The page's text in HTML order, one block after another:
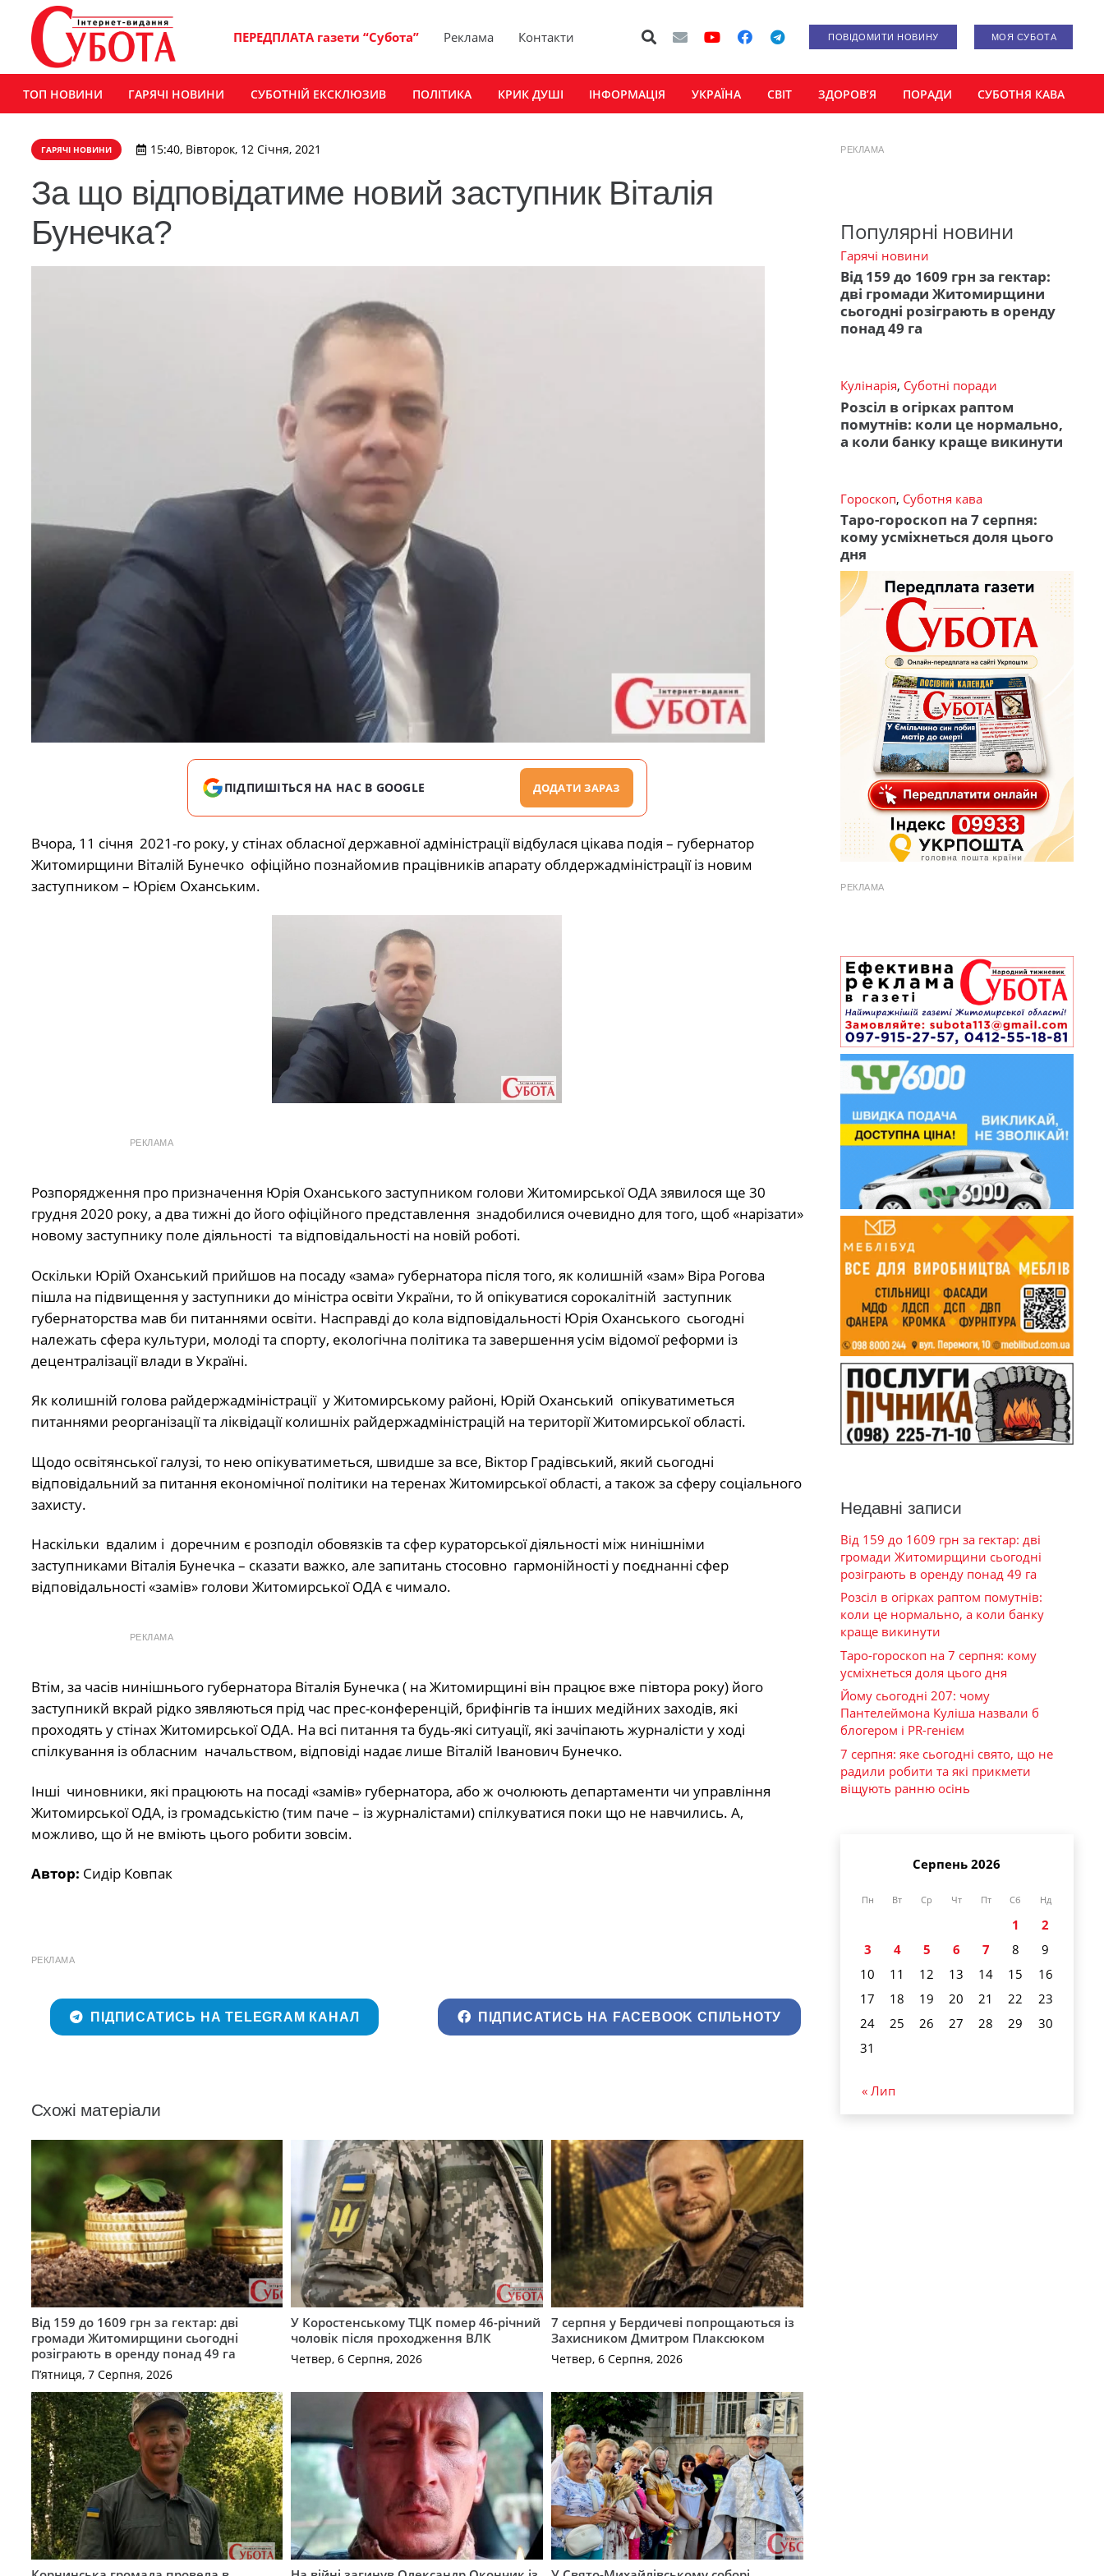
ПЕРЕДПЛАТА газети “Субота” Реклама Контакти ПОВІДОМИТИ НОВИНУ МОЯ СУБОТА
ТОП НОВИНИ ГАРЯЧІ НОВИНИ СУБОТНІЙ ЕКСКЛЮЗИВ ПОЛІТИКА КРИК ДУШІ ІНФОРМАЦІЯ УКРАЇНА СВІТ ЗДОРОВ’Я ПОРАДИ СУБОТНЯ КАВА
ГАРЯЧІ НОВИНИ 15:40, Вівторок, 12 Січня, 2021
За що відповідатиме новий заступник Віталія
Бунечка?
ПІДПИШІТЬСЯ НА НАС В GOOGLE ДОДАТИ ЗАРАЗ
Вчора, 11 січня 2021-го року, у стінах обласної державної адміністрації відбулася цікава подія – губернатор
Житомирщини Віталій Бунечко офіційно познайомив працівників апарату облдержадміністрації із новим
заступником – Юрієм Оханським.
РЕКЛАМА
Розпорядження про призначення Юрія Оханського заступником голови Житомирської ОДА зявилося ще 30
грудня 2020 року, а два тижні до його офіційного представлення знадобилися очевидно для того, щоб «нарізати»
новому заступнику поле діяльності та відповідальності на новій роботі.
Оскільки Юрій Оханський прийшов на посаду «зама» губернатора після того, як колишній «зам» Віра Рогова
пішла на підвищення у заступники до міністра освіти України, то й опікуватися сорокалітній заступник
губернаторства мав би питаннями освіти. Насправді до кола відповідальності Юрія Оханського сьогодні
належать сфера культури, молоді та спорту, екологічна політика та завершення усім відомої реформи із
децентралізації влади в Україні.
Як колишній голова райдержадміністрації у Житомирському районі, Юрій Оханський опікуватиметься
питаннями реорганізації та ліквідації колишніх райдержадміністрацій на території Житомирської області.
Щодо освітянської галузі, то нею опікуватиметься, швидше за все, Віктор Градівський, який сьогодні
відповідальний за питання економічної політики на теренах Житомирської області, а також за сферу соціального
захисту.
Наскільки вдалим і доречним є розподіл обовязків та сфер кураторської діяльності між нинішніми
заступниками Віталія Бунечка – сказати важко, але запитань стосовно гармонійності у поєднанні сфер
відповідальності «замів» голови Житомирської ОДА є чимало.
РЕКЛАМА
Втім, за часів нинішнього губернатора Віталія Бунечка ( на Житомирщині він працює вже півтора року) його
заступникй вкрай рідко зявляються прід час прес-конференцій, брифінгів та інших медійних заходів, які
проходять у стінах Житомирської ОДА. На всі питання та будь-які ситуації, які зачіпають журналісти у ході
спілкування із обласним начальством, відповіді надає лише Віталій Іванович Бунечко.
Інші чиновники, які працюють на посаді «замів» губернатора, або ж очолюють департаменти чи управління
Житомирської ОДА, із громадськістю (тим паче – із журналістами) спілкуватися поки що не навчились. А,
можливо, що й не вміють цього робити зовсім.
Автор: Сидір Ковпак
РЕКЛАМА
ПІДПИСАТИСЬ НА TELEGRAM КАНАЛ ПІДПИСАТИСЬ НА FACEBOOK СПІЛЬНОТУ
Схожі матеріали
Від 159 до 1609 грн за гектар: дві
громади Житомирщини сьогодні
розіграють в оренду понад 49 га
П’ятниця, 7 Серпня, 2026
У Коростенському ТЦК помер 46-річний
чоловік після проходження ВЛК
Четвер, 6 Серпня, 2026
7 серпня у Бердичеві попрощаються із
Захисником Дмитром Плаксюком
Четвер, 6 Серпня, 2026
РЕКЛАМА
Популярні новини
Гарячі новини
Від 159 до 1609 грн за гектар:
дві громади Житомирщини
сьогодні розіграють в оренду
понад 49 га
Кулінарія, Суботні поради
Розсіл в огірках раптом
помутнів: коли це нормально,
а коли банку краще викинути
Гороскоп, Суботня кава
Таро-гороскоп на 7 серпня:
кому усміхнеться доля цього
дня
РЕКЛАМА
Недавні записи
Від 159 до 1609 грн за гектар: дві
громади Житомирщини сьогодні
розіграють в оренду понад 49 га
Розсіл в огірках раптом помутнів:
коли це нормально, а коли банку
краще викинути
Таро-гороскоп на 7 серпня: кому
усміхнеться доля цього дня
Йому сьогодні 207: чому
Пантелеймона Куліша назвали б
блогером і PR-генієм
7 серпня: яке сьогодні свято, що не
радили робити та які прикмети
віщують ранню осінь
Серпень 2026
Пн Вт Ср Чт Пт Сб Нд
1
2
3
4 5 6 7 8
9
10
11 12 13 14 15
16
17
18 19 20 21 22
23
24
25 26 27 28 29
30
31
« Лип